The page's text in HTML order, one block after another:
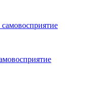
самовосприятие